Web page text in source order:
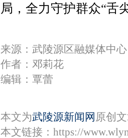
局，全力守护群众“舌
来源：武陵源区融媒体中心
作者：邓莉花
编辑：覃蕾
本文为武陵源新闻网 原创
本文链接： https://